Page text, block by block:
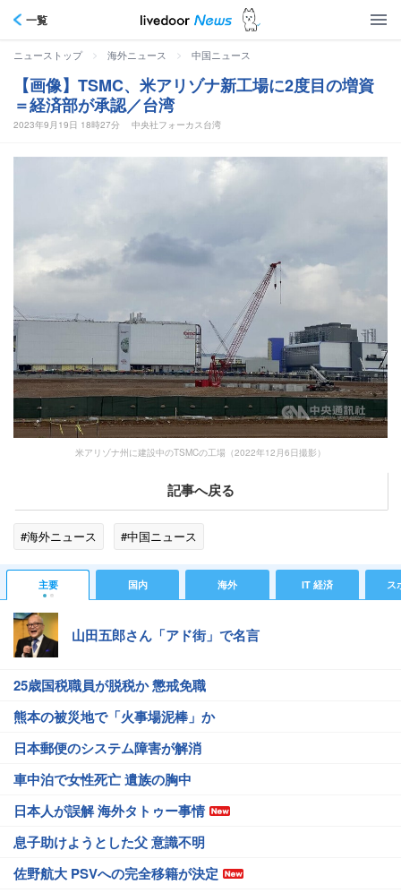
一覧
ニューストップ > 海外ニュース > 中国ニュース
【画像】TSMC、米アリゾナ新工場に2度目の増資
＝経済部が承認／台湾
2023年9月19日 18時27分 中央社フォーカス台湾
米アリゾナ州に建設中のTSMCの工場（2022年12月6日撮影）
記事へ戻る
#海外ニュース #中国ニュース
主要 国内 海外 IT 経済 ス
山田五郎さん「アド街」で名言
25歳国税職員が脱税か 懲戒免職
熊本の被災地で「火事場泥棒」か
日本郵便のシステム障害が解消
車中泊で女性死亡 遺族の胸中
日本人が誤解 海外タトゥー事情
息子助けようとした父 意識不明
佐野航大 PSVへの完全移籍が決定